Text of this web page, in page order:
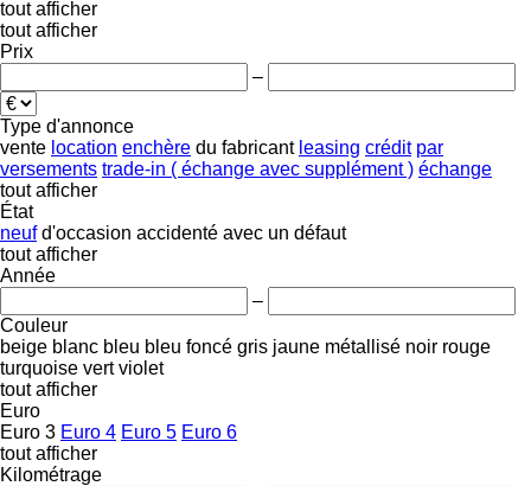
tout afficher
tout afficher
Prix
–
Type d'annonce
vente location enchère du fabricant leasing crédit par
versements trade-in ( échange avec supplément ) échange
tout afficher
État
neuf d'occasion accidenté avec un défaut
tout afficher
Année
–
Couleur
beige blanc bleu bleu foncé gris jaune métallisé noir rouge
turquoise vert violet
tout afficher
Euro
Euro 3 Euro 4 Euro 5 Euro 6
tout afficher
Kilométrage